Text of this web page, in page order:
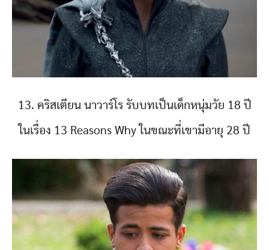
13. คริสเตียน นาวาร์โร รับบทเป็นเด็กหนุ่มวัย 18 ปี
ในเรื่อง 13 Reasons Why ในขณะที่เขามีอายุ 28 ปี